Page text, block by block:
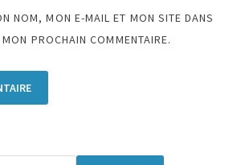
NOM, MON E-MAIL ET MON SITE DANS
PROCHAIN COMMENTAIRE.